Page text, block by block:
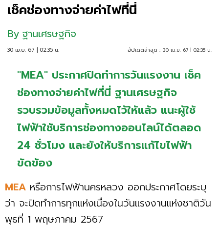
เช็คช่องทางจ่ายค่าไฟที่นี่
By ฐานเศรษฐกิจ
30 เม.ย. 67 | 02:35 น. อัปเดตล่าสุด : 30 เม.ย. 67 | 02:35 น.
"MEA" ประกาศปิดทำการวันแรงงาน เช็ค
ช่องทางจ่ายค่าไฟที่นี่ ฐานเศรษฐกิจ
รวบรวมข้อมูลทั้งหมดไว้ให้แล้ว แนะผู้ใช้
ไฟฟ้าใช้บริการช่องทางออนไลน์ได้ตลอด
24 ชั่วโมง และยังให้บริการแก้ไขไฟฟ้า
ขัดข้อง
MEA หรือการไฟฟ้านครหลวง ออกประกาศโดยระบุ
ว่า จะปิดทำการทุกแห่งเนื่องในวันแรงงานแห่งชาติวัน
พุธที่ 1 พฤษภาคม 2567